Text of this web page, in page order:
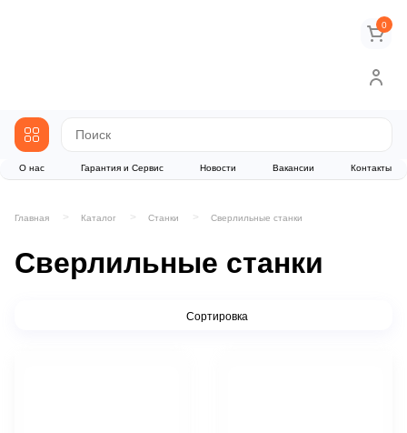
0
О нас Гарантия и Сервис Новости Вакансии Контакты
Главная Каталог Станки Сверлильные станки
Сверлильные станки
Сортировка